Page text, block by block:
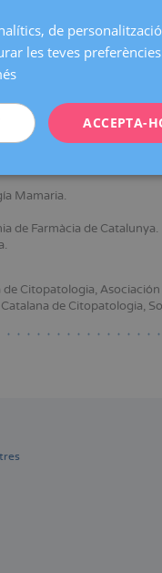
Mamaria.
de Farmàcia de Catalunya.
Citopatologia,
de Citopatologia,
de
les teves
ACCEPTA-